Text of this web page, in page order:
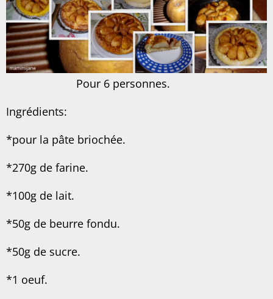
Pour 6 personnes.
Ingrédients:
*pour la pâte briochée.
*270g de farine.
*100g de lait.
*50g de beurre fondu.
*50g de sucre.
*1 oeuf.